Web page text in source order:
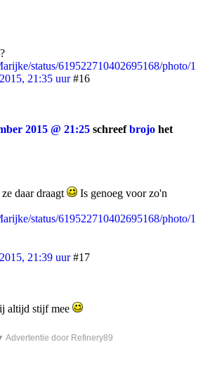
status/619522710402695168/photo/1
21:35 uur #16
2015 @ 21:25 schreefbrojo het
daar draagt
Is genoeg voor zo'n
status/619522710402695168/photo/1
21:39 uur #17
altijd stijf mee
Advertentie door Refinery89